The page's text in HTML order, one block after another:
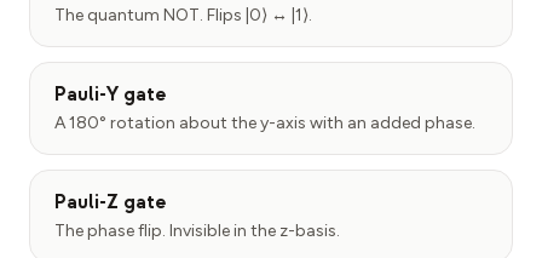
The quantum NOT. Flips |0⟩ ↔ |1⟩.
Pauli-Y gate
A 180° rotation about the y-axis with an added phase.
Pauli-Z gate
The phase flip. Invisible in the z-basis.